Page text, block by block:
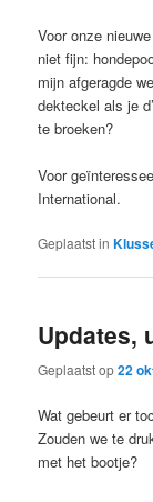
Voor onze
niet fijn:
mijn afgeragde
dekteckel als je
te broeken?
Voor
International.
Geplaatst in
Updates,
Geplaatst op22
Wat gebeurt er
Zouden we te
met het bootje?